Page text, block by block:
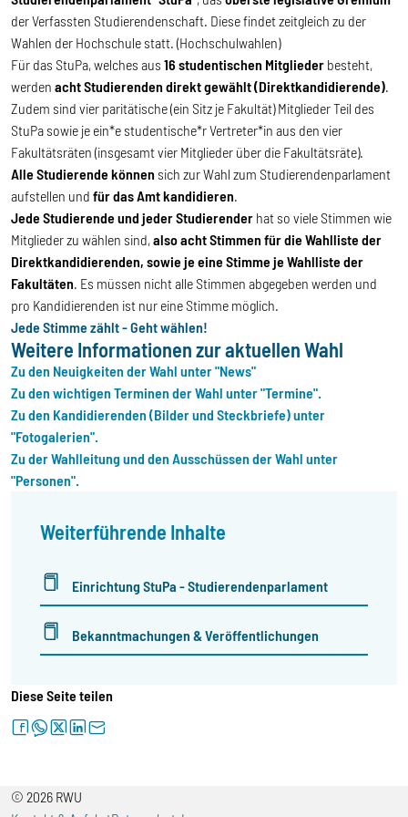
der Verfassten Studierendenschaft. Diese findet zeitgleich zu der
Wahlen der Hochschule statt. (Hochschulwahlen)
Für das StuPa, welches aus 16 studentischen Mitglieder besteht,
werden acht Studierenden direkt gewählt (Direktkandidierende).
Zudem sind vier paritätische (ein Sitz je Fakultät) Mitglieder Teil des
StuPa sowie je ein*e studentische*r Vertreter*in aus den vier
Fakultätsräten (insgesamt vier Mitglieder über die Fakultätsräte).
Alle Studierende können sich zur Wahl zum Studierendenparlament
aufstellen und für das Amt kandidieren.
Jede Studierende und jeder Studierender hat so viele Stimmen wie
Mitglieder zu wählen sind,also acht Stimmen für die Wahlliste der
Direktkandidierenden, sowie je eine Stimme je Wahlliste der
Fakultäten. Es müssen nicht alle Stimmen abgegeben werden und
pro Kandidierenden ist nur eine Stimme möglich.
Jede Stimme zählt - Geht wählen!
Weitere Informationen zur aktuellen Wahl
Zu den Neuigkeiten der Wahl unter "News"
Zu den wichtigen Terminen der Wahl unter "Termine".
Zu den Kandidierenden (Bilder und Steckbriefe) unter
"Fotogalerien".
Zu der Wahlleitung und den Ausschüssen der Wahl unter
"Personen".
Weiterführende Inhalte
Einrichtung StuPa - Studierendenparlament
Bekanntmachungen & Veröffentlichungen
Diese Seite teilen
facebookwhatsapptwitterlinkedinletter
© 2026 RWU